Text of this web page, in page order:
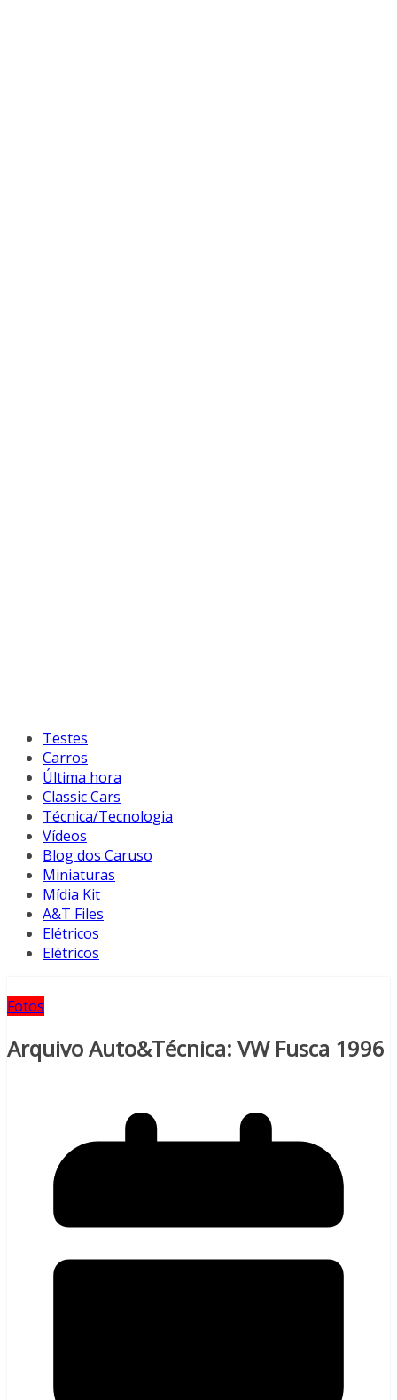
Testes
Carros
Última hora
Classic Cars
Técnica/Tecnologia
Vídeos
Blog dos Caruso
Miniaturas
Mídia Kit
A&T Files
Elétricos
Elétricos
Fotos
Arquivo Auto&Técnica: VW Fusca 1996